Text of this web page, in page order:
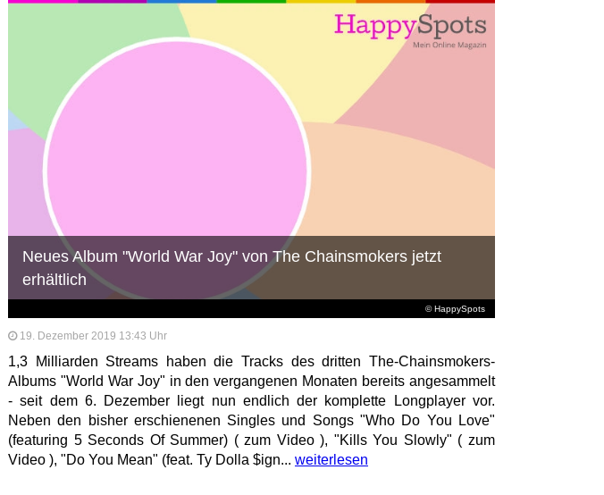
© HappySpots
Neues Album "World War Joy" von The Chainsmokers jetzt
erhältlich
19. Dezember 2019 13:43 Uhr
1,3 Milliarden Streams haben die Tracks des dritten The-Chainsmokers-
Albums "World War Joy" in den vergangenen Monaten bereits angesammelt
- seit dem 6. Dezember liegt nun endlich der komplette Longplayer vor.
Neben den bisher erschienenen Singles und Songs "Who Do You Love"
(featuring 5 Seconds Of Summer) ( zum Video ), "Kills You Slowly" ( zum
Video ), "Do You Mean" (feat. Ty Dolla $ign... weiterlesen